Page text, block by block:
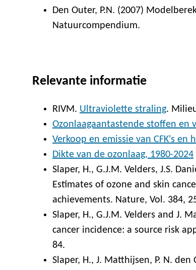
Den Outer, P.N. (2007)
Natuurcompendium.
Relevante informatie
RIVM. Ultraviolette straling.
Ozonlaagaantastende stoffen en
Verkoop en emissie van CFK's
Dikte van de ozonlaag, 1980-2024
Slaper, H., G.J.M. Velders, J.S.
Estimates of ozone and skin
achievements. Nature, Vol. 384,
Slaper, H., G.J.M. Velders and J.
cancer incidence: a source risk
84.
Slaper, H., J. Matthijsen, P. N.